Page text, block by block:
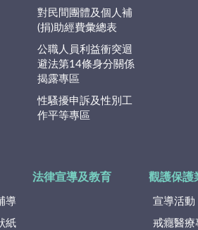
對民間團體及個人補
(捐)助經費彙總表
公職人員利益衝突迴
避法第14條身分關係
揭露專區
性騷擾申訴及性別工
作平等專區
導
紙
法律宣導及教育 觀護保護
宣導活動
戒癮醫療